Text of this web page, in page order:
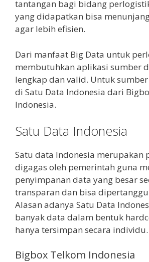
tantangan bagi bidang
yang didapatkan bisa
agar lebih efisien.
Dari manfaat Big Data untuk
membutuhkan aplikasi sumber
lengkap dan valid. Untuk
di Satu Data Indonesia dari
Indonesia.
Satu Data Indonesia
Satu data Indonesia merupakan
digagas oleh pemerintah guna
penyimpanan data yang besar
transparan dan bisa
Alasan adanya Satu Data
banyak data dalam bentuk
hanya tersimpan secara individu.
Bigbox Telkom Indonesia